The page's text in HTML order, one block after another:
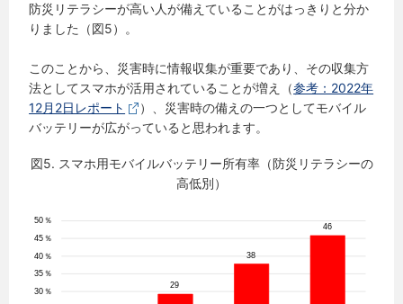
防災リテラシーが高い人が備えていることがはっきりと分か
りました（図5）。
このことから、災害時に情報収集が重要であり、その収集方
法としてスマホが活用されていることが増え（参考：2022年
12月2日レポート
）、災害時の備えの一つとしてモバイル
バッテリーが広がっていると思われます。
図5. スマホ用モバイルバッテリー所有率（防災リテラシーの
高低別）